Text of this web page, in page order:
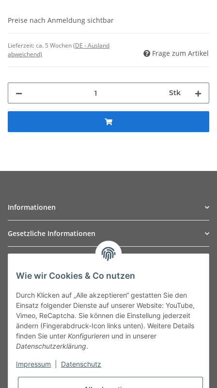
Preise nach Anmeldung sichtbar
Lieferzeit:ca. 5 Wochen(DE - Ausland
abweichend)
Frage zum Artikel
Stk
Informationen
Gesetzliche Informationen
Leibnizstraße 2a
Germany
Phone:+49 40 5287270
Fax:+49 40 5281050
Email:sales@tow-automotive.de
Wie wir Cookies & Co nutzen
Durch Klicken auf „Alle akzeptieren“ gestatten Sie den
Einsatz folgender Dienste auf unserer Website: YouTube,
Vimeo, ReCaptcha. Sie können die Einstellung jederzeit
ändern (Fingerabdruck-Icon links unten). Weitere Details
finden Sie unter Konfigurieren und in unserer
Datenschutzerklärung.
Impressum Datenschutz